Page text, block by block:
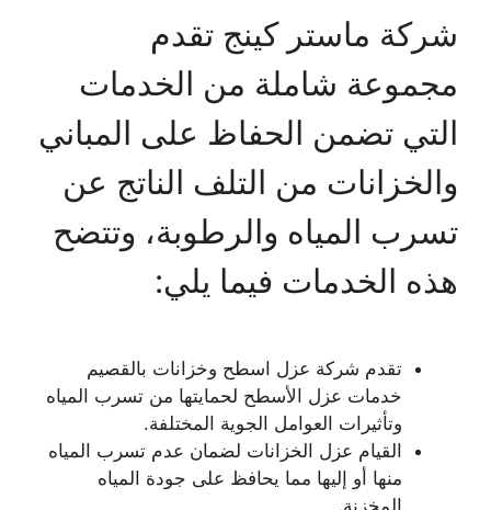
شركة ماستر كينج تقدم
مجموعة شاملة من الخدمات
التي تضمن الحفاظ على المباني
والخزانات من التلف الناتج عن
تسرب المياه والرطوبة، وتتضح
هذه الخدمات فيما يلي:
تقدم شركة عزل اسطح وخزانات بالقصيم
خدمات عزل الأسطح لحمايتها من تسرب المياه
وتأثيرات العوامل الجوية المختلفة.
القيام عزل الخزانات لضمان عدم تسرب المياه
منها أو إليها مما يحافظ على جودة المياه
المخزنة.